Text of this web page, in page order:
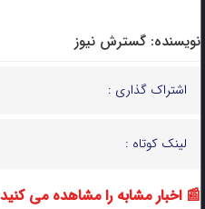
نویسنده: گسترش نیوز
اشتراک گذاری :
لینک کوتاه :
📰 اخبار مشابه را مشاهده می کنید